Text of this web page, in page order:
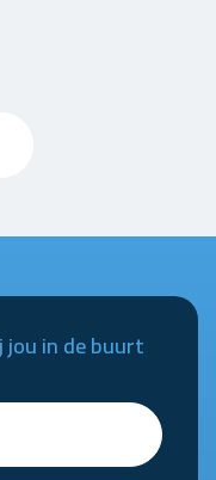
jou in de buurt